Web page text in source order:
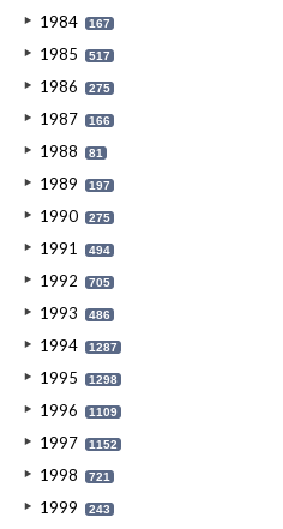
1984 167
1985 517
1986 275
1987 166
1988 81
1989 197
1990 275
1991 494
1992 705
1993 486
1994 1287
1995 1298
1996 1109
1997 1152
1998 721
1999 243